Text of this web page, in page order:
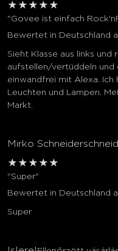
★ ★ ★ ★ ★
"Govee ist einfach
Bewertet in Deutschland
Sieht Klasse aus links und
aufstellen/vertüddeln
einwandfrei mit Alexa.
Leuchten und Lampen.
Markt.
Mirko
★ ★ ★ ★ ★
"Super"
Bewertet in Deutschland
Super